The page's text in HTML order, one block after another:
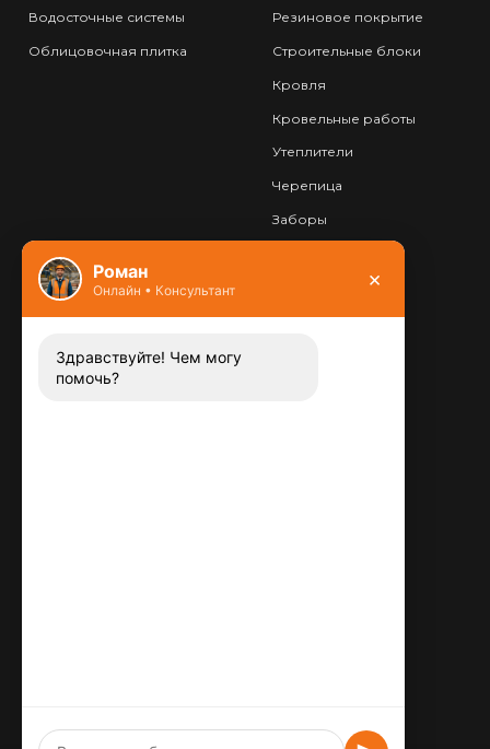
Водосточные системы
Облицовочная плитка
Резиновое покрытие
Строительные блоки
Кровля
Кровельные работы
Утеплители
Черепица
Заборы
Контакты
Заказать звонок
Роман
Онлайн • Консультант ×
Здравствуйте! Чем могу
помочь?